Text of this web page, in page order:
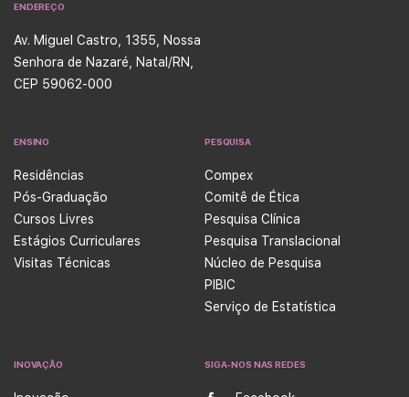
ENDEREÇO
Av. Miguel Castro, 1355, Nossa
Senhora de Nazaré, Natal/RN,
CEP 59062-000
ENSINO
Residências
Pós-Graduação
Cursos Livres
Estágios Curriculares
Visitas Técnicas
PESQUISA
Compex
Comitê de Ética
Pesquisa Clínica
Pesquisa Translacional
Núcleo de Pesquisa
PIBIC
Serviço de Estatística
INOVAÇÃO SIGA-NOS NAS REDES